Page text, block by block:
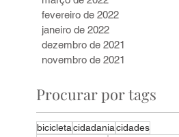
fevereiro de 2022
janeiro de 2022
dezembro de 2021
novembro de 2021
Procurar por tags
bicicletacidadaniacidades